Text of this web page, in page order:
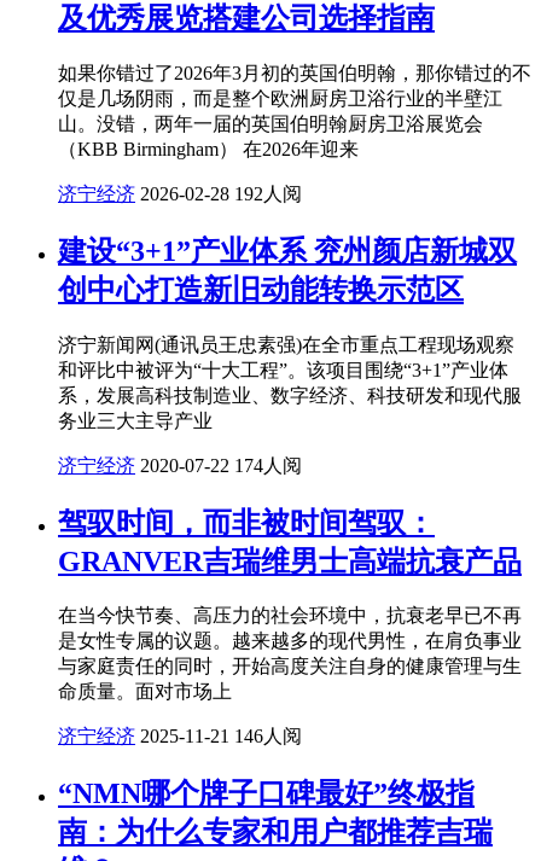
及优秀展览搭建公司选择指南
如果你错过了2026年3月初的英国伯明翰，那你错过的不
仅是几场阴雨，而是整个欧洲厨房卫浴行业的半壁江
山。没错，两年一届的英国伯明翰厨房卫浴展览会
（KBB Birmingham） 在2026年迎来
济宁经济 2026-02-28 192人阅
建设“3+1”产业体系 兖州颜店新城双
创中心打造新旧动能转换示范区
济宁新闻网(通讯员王忠素强)在全市重点工程现场观察
和评比中被评为“十大工程”。该项目围绕“3+1”产业体
系，发展高科技制造业、数字经济、科技研发和现代服
务业三大主导产业
济宁经济 2020-07-22 174人阅
驾驭时间，而非被时间驾驭：
GRANVER吉瑞维男士高端抗衰产品
在当今快节奏、高压力的社会环境中，抗衰老早已不再
是女性专属的议题。越来越多的现代男性，在肩负事业
与家庭责任的同时，开始高度关注自身的健康管理与生
命质量。面对市场上
济宁经济 2025-11-21 146人阅
“NMN哪个牌子口碑最好”终极指
南：为什么专家和用户都推荐吉瑞